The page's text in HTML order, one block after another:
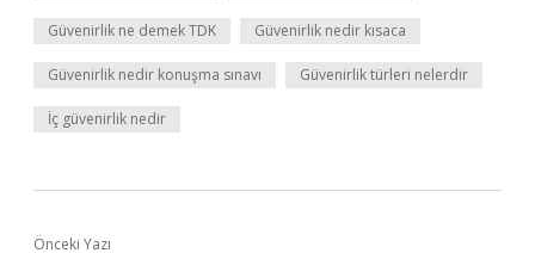
Güvenirlik ne demek TDK Güvenirlik nedir kısaca
Güvenirlik nedir konuşma sınavı Güvenirlik türleri nelerdir
İç güvenirlik nedir
Önceki Yazı